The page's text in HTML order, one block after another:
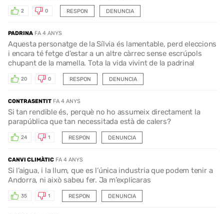
RESPON
2 0 DENUNCIA
PADRINA FA 4 ANYS
Aquesta personatge de la Sílvia és lamentable, perd eleccions
i encara té fetge d’estar a un altre càrrec sense escrúpols
chupant de la mamella. Tota la vida vivint de la padrina!
RESPON
20 0 DENUNCIA
CONTRASENTIT FA 4 ANYS
Si tan rendible és, perquè no ho assumeix directament la
parapública que tan necessitada està de calers?
RESPON
24 1 DENUNCIA
CANVI CLIMÀTIC FA 4 ANYS
Si l’aigua, i la llum, que es l’única industria que podem tenir a
Andorra, ni això sabeu fer. Ja m’explicaras
RESPON
35 1 DENUNCIA